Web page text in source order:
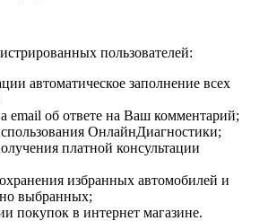
пользователей:
автоматическое заполнение всех
email об ответе на Ваш комментарий;
ОнлайнДиагностики;
платной консультации
избранных автомобилей и
выбранных;
покупок в интернет магазине.